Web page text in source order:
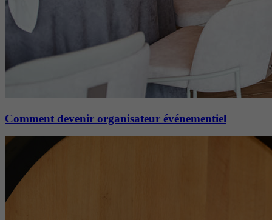
Comment devenir organisateur événementiel